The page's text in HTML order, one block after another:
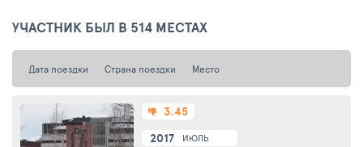
УЧАСТНИК БЫЛ В 514 МЕСТАХ
Дата поездки Страна поездки Место
2017 ИЮЛЬ
3.45